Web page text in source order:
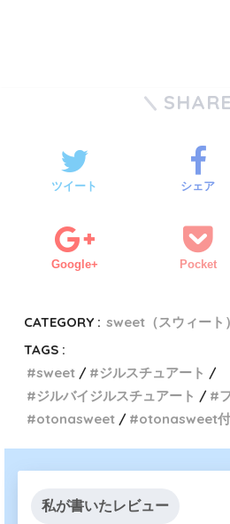
SHARE
ツイート シェア
Google+ Pocket
CATEGORY : sweet（スウィート
TAGS :
sweet
ジルスチュアート
ジルバイジルスチュアート
otonasweet
otonasweet
私が書いたレビュー